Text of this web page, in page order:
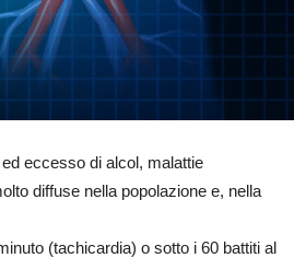
eccesso di alcol, malattie
diffuse nella popolazione e, nella
(tachicardia) o sotto i 60 battiti al